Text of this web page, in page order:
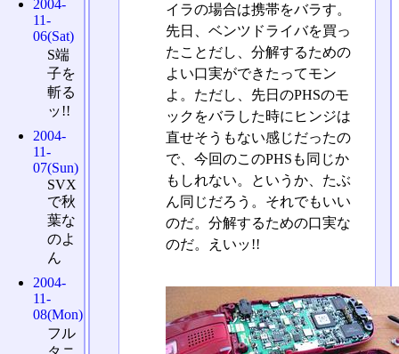
イラの場合は携帯をバラす。
先日、ベンツドライバを買っ
たことだし、分解するための
よい口実ができたってモン
よ。ただし、先日のPHSのモ
ックをバラした時にヒンジは
直せそうもない感じだったの
で、今回のこのPHSも同じか
もしれない。というか、たぶ
ん同じだろう。それでもいい
のだ。分解するための口実な
のだ。えいッ!!
2004-
11-
06(Sat)
S端
子を
斬る
ッ!!
2004-
11-
07(Sun)
SVX
で秋
葉な
のよ
ん
2004-
11-
08(Mon)
フル